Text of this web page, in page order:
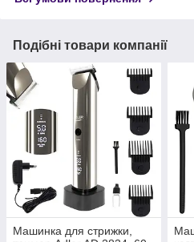
Подібні товари компанії
Машинка для стрижки,